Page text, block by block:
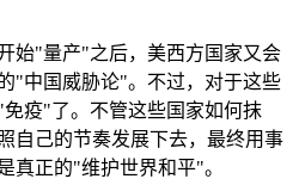
始"量产"之后，美西方国家又会
"中国威胁论"。不过，对于这些
疫"了。不管这些国家如何抹
自己的节奏发展下去，最终用事
真正的"维护世界和平"。